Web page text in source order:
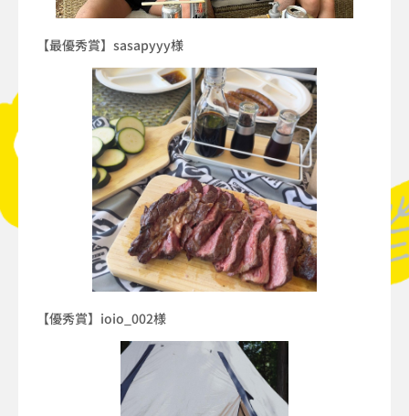
【最優秀賞】sasapyyy様
【優秀賞】ioio_002様